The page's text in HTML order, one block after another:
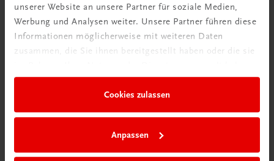
unserer Website an unsere Partner für soziale Medien,
Werbung und Analysen weiter. Unsere Partner führen diese
Informationen möglicherweise mit weiteren Daten
zusammen, die Sie ihnen bereitgestellt haben oder die sie
Cookies zulassen
Anpassen
Neu zur DigiBox
Videos mit